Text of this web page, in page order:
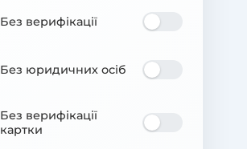
Без верифікації
Без юридичних осіб
Без верифікації
картки